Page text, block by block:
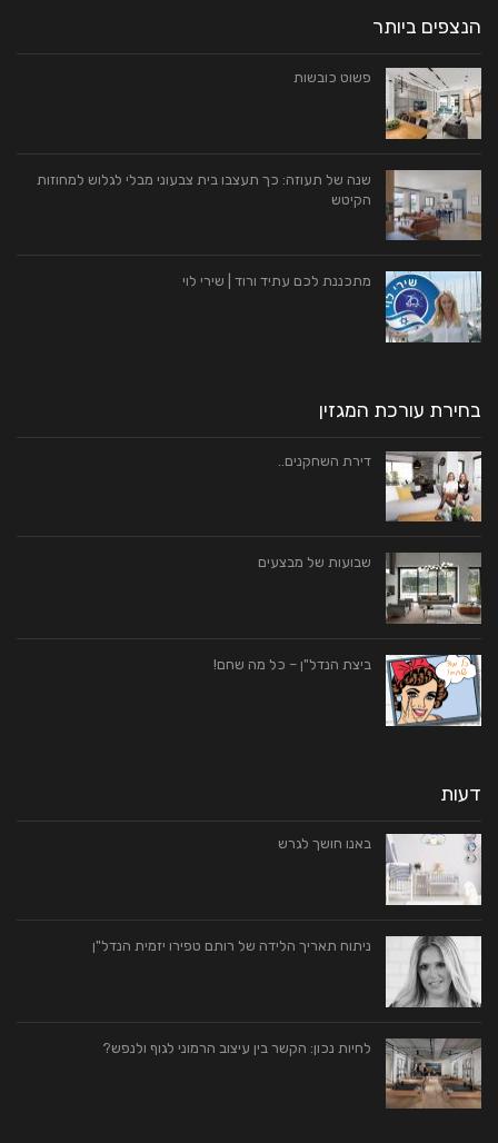
הנצפים ביותר
פשוט כובשות
שנה של תעוזה: כך תעצבו בית צבעוני מבלי לגלוש למחוזות
הקיטש
מתכננת לכם עתיד ורוד | שירי לוי
בחירת עורכת המגזין
דירת השחקנים..
שבועות של מבצעים
ביצת הנדל"ן – כל מה שחם!
דעות
באנו חושך לגרש
ניתוח תאריך הלידה של רותם טפירו יזמית הנדל"ן
לחיות נכון: הקשר בין עיצוב הרמוני לגוף ולנפש?